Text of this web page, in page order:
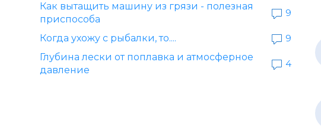
Как вытащить машину из грязи - полезная
приспособа
9
Когда ухожу с рыбалки, то....
9
Глубина лески от поплавка и атмосферное
давление
4